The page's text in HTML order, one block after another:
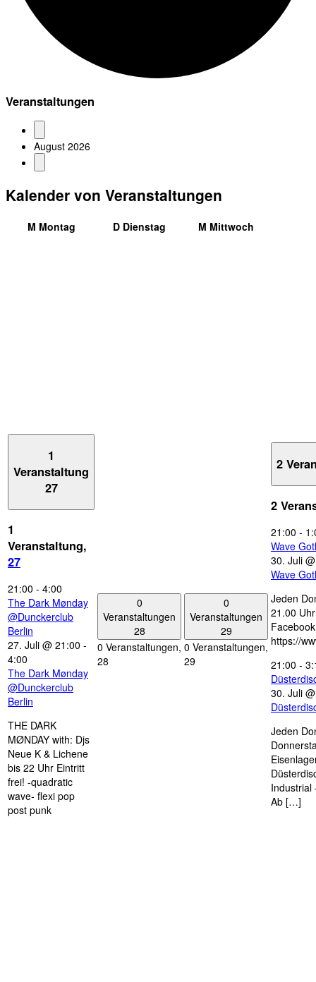
Veranstaltungen
August 2026
Kalender von Veranstaltungen
M Montag D Dienstag M Mittwoch
1
Veranstaltung
27
1
Veranstaltung,
27
21:00 - 4:00
The Dark Mønday
@Dunckerclub
Berlin
27. Juli @ 21:00 -
4:00
The Dark Mønday
@Dunckerclub
Berlin
THE DARK
MØNDAY with: Djs
Neue K & Lichene
bis 22 Uhr Eintritt
frei! -quadratic
wave- flexi pop
post punk
0
Veranstaltungen
28
0 Veranstaltungen,
28
0
Veranstaltungen
29
0 Veranstaltungen,
29
2
2
21:00 -
Wave
30. Juli
Wave
Jeden
21.00
https://
21:00 -
30. Juli
Jeden
Industrial
Ab […]